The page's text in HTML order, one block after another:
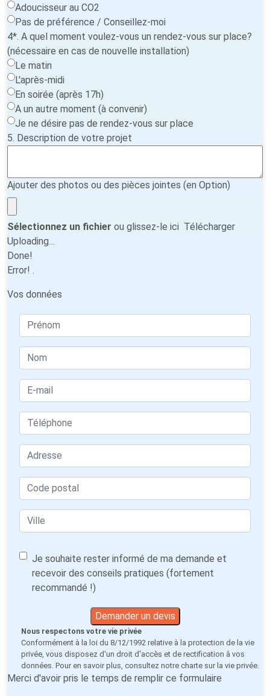
Adoucisseur au CO2
Pas de préférence / Conseillez-moi
4*. A quel moment voulez-vous un rendez-vous sur place?
(nécessaire en cas de nouvelle installation)
Le matin
L'après-midi
En soirée (après 17h)
A un autre moment (à convenir)
Je ne désire pas de rendez-vous sur place
5. Description de votre projet
Ajouter des photos ou des pièces jointes (en Option)
Sélectionnez un fichier ou glissez-le ici Télécharger
Uploading…
Done!
Error! .
Vos données
Je souhaite rester informé de ma demande et
recevoir des conseils pratiques (fortement
recommandé !)
Demander un devis
Nous respectons votre vie privée
Conformément à la loi du 8/12/1992 relative à la protection de la vie
privée, vous disposez d'un droit d'accès et de rectification à vos
données. Pour en savoir plus, consultez notre charte sur la vie privée.
Merci d'avoir pris le temps de remplir ce formulaire